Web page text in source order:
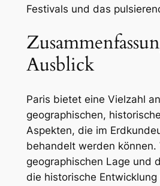
Festivals und das
Ausblick
Paris bietet eine Vielzahl an
geographischen,
Aspekten, die im
behandelt werden können.
geographischen Lage und
die historische